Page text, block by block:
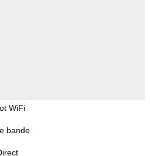
WiFi
bande